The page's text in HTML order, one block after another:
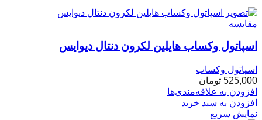
مقایسه
اسپاتول وکساب هایلین لکرون دنتال دیوایس
اسپاتول وکساب
525,000 تومان
افزودن به علاقه‌مندی‌ها
افزودن به سبد خرید
نمایش سریع